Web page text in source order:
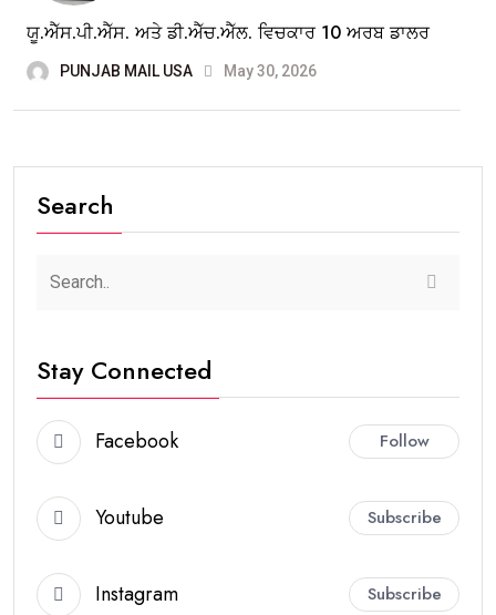
ਯੂ.ਐੱਸ.ਪੀ.ਐੱਸ. ਅਤੇ ਡੀ.ਐੱਚ.ਐੱਲ. ਵਿਚਕਾਰ 10 ਅਰਬ ਡਾਲਰ
PUNJAB MAIL USA May 30, 2026
Search
Stay Connected
Facebook Follow
Youtube Subscribe
Instagram Subscribe